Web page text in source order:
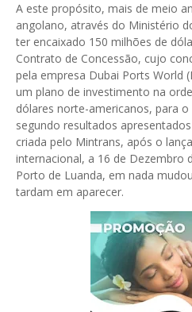
A este propósito, mais de meio
angolano, através do Ministério
ter encaixado 150 milhões de
Contrato de Concessão, cujo
pela empresa Dubai Ports World
um plano de investimento na
dólares norte-americanos, para
segundo resultados
criada pelo Mintrans, após o
internacional, a 16 de Dezembro
Porto de Luanda, em nada
tardam em aparecer.